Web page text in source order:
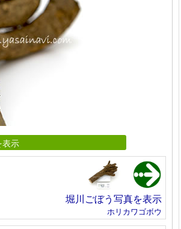
表示
堀川ごぼう写真を表示
ホリカワゴボウ